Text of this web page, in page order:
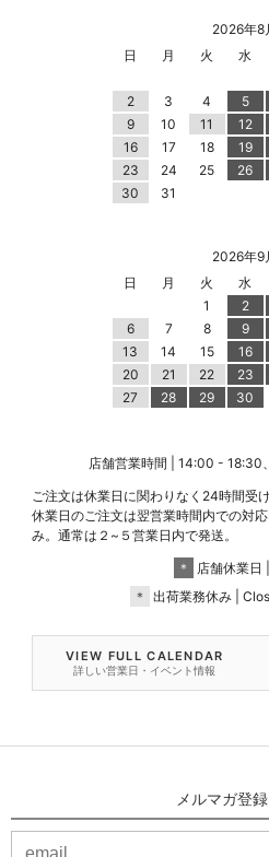
2026年8
日
月 火 水
2
3 4 5
9
10 11 12
16
17 18 19
23
24 25 26
30
31
2026年9
日
月 火 水
1
2
6
7 8 9
13
14 15 16
20
21 22 23
27
28 29 30
店舗営業時間 | 14:00 - 18:30
ご注文は休業日に関わりなく24時間受
休業日のご注文は翌営業時間内での対
み。通常は２~５営業日内で発送。
＊
店舗休業日
＊
出荷業務休み |
VIEW FULL CALENDAR
詳しい営業日・イベント情報
メルマガ登